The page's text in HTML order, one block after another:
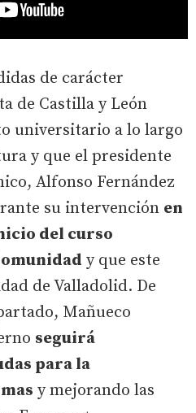
de carácter
de Castilla y León
universitario a lo largo
y que el presidente
Alfonso Fernández
su intervención en
del curso
y que este
de Valladolid. De
Mañueco
seguirá
para la
y mejorando las